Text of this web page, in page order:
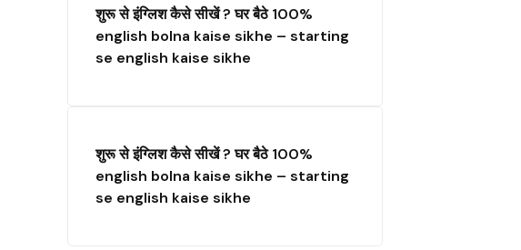
शुरू से इंग्लिश कैसे सीखें ? घर बैठे 100%
english bolna kaise sikhe – starting
se english kaise sikhe
शुरू से इंग्लिश कैसे सीखें ? घर बैठे 100%
english bolna kaise sikhe – starting
se english kaise sikhe